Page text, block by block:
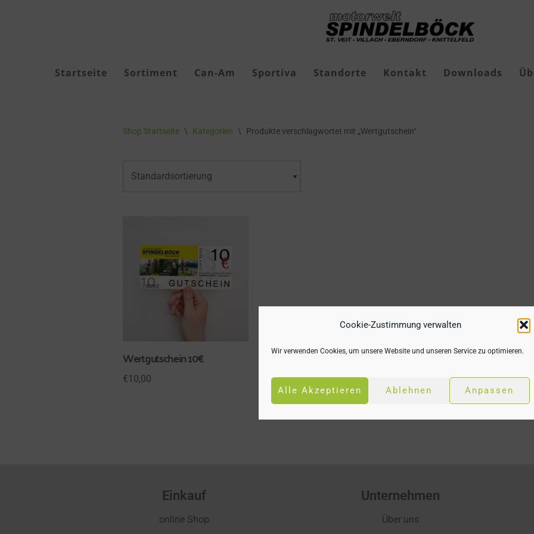
Cookie-Zustimmung verwalten
Wir verwenden Cookies, um unsere Website und unseren Service zu optimieren.
Alle Akzeptieren Ablehnen Anpassen
Startseite Sortiment Can-Am Sportiva Standorte Kontakt Downloads
Akkus & Ladegeräte Geschenkgutscheine
Shop Startseite \ Kategorien \ Produkte verschlagwortet mit „Wertgutschein“
Wertgutschein 10€
€10,00
Einkauf
online Shop
Unternehmen
Über uns